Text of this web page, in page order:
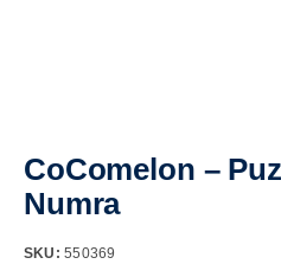
CoComelon –
Numra
SKU:550369